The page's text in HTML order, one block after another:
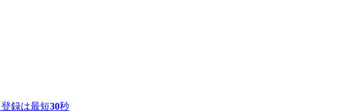
録は最短30秒